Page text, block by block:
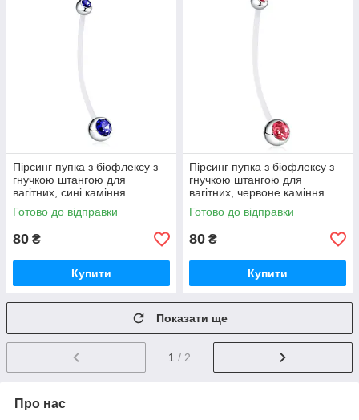
Пірсинг пупка з біофлексу з
гнучкою штангою для
вагітних, сині каміння
Готово до відправки
80 ₴
Купити
Пірсинг пупка з біофлексу з
гнучкою штангою для
вагітних, червоне каміння
Готово до відправки
80 ₴
Купити
Показати ще
1 / 2
Про нас